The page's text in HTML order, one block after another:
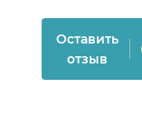
Оставить
отзыв